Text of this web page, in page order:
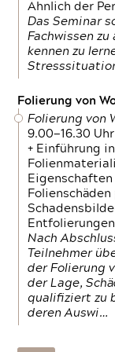
Ähnlich der
Das Seminar
Fachwissen
kennen zu
Folierung von
Folierung von
9.00—16.30 Uhr
+ Einführung
Eigenschaften
Nach
Teilnehmer
der Folierung
der Lage,
qualifiziert zu
deren Auswi…